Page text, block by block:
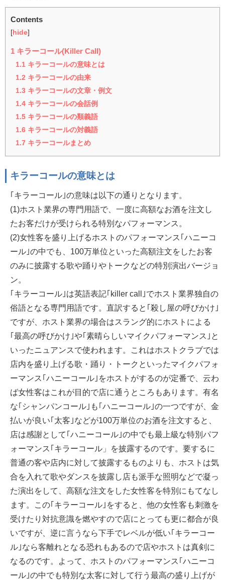
Contents
[ hide]
1 キラーコール(Killer Call)
1.1 キラーコールの意味とは
1.2 キラーコールの由来
1.3 キラーコールの文章・例文
1.4 キラーコールの会話例
1.5 キラーコールの類義語
1.6 キラーコールの対義語
1.7 キラーコールまとめ
キラーコールの意味とは
｢キラーコール｣の意味は以下の通りとなります。
(1)ホスト業界の専門用語で、一度に高額なお酒を注文し
たお客だけが受けられる特別なパフォーマンス。
(2)女性客を盛り上げるホストのパフォーマンス｢ハニーコ
ール｣の中でも、100万単位といった高額注文をしたお客
のみに披露する歌や踊りやトークなどの特別演出バージョ
ン。
｢キラーコール｣は英語表記｢killer call｣でホスト業界独自の
俗語となる専門用語です。直訳すると｢殺し屋の呼びかけ｣
ですが、ホスト業界の場合はスラング的にホストによる
｢最高の呼びかけ｣や｢素晴らしいマイクパフォーマンス｣と
いったニュアンスで使われます。これはホストクラブでは
店内を盛り上げる歌・踊り・トークといったマイクパフォ
ーマンス｢ハニーコール｣をホストがするのが定番で、云わ
ば女性客はこれが目的で店に通うところもあります。有名
な｢シャンパンコール｣も｢ハニーコール｣の一つですが、金
払いが良い｢太客｣などが100万単位のお酒を注文すると、
店は感謝として｢ハニーコール｣の中でも最上級な特別パフ
ォーマンス｢キラーコール」を披露するのです。要するに
普通の客や店内に対して披露するものよりも、ホストは気
合を入れて歌やダンスを披露し店も派手な照明などで凝っ
た演出をして、高額な注文をした女性客を特別にもてなし
ます。この｢キラーコール｣をすると、他の女性客も刺激を
受けたり対抗意識を燃やすので店にとっても更に都合が良
いですが、逆に言うなら下手でレベルが低い｢キラーコー
ル｣なら客離れとなる恐れもあるので店やホストは真剣に
なるのです。よって、ホストのパフォーマンス｢ハニーコ
ール｣の中でも特別な太客に対して行う最高の盛り上げが